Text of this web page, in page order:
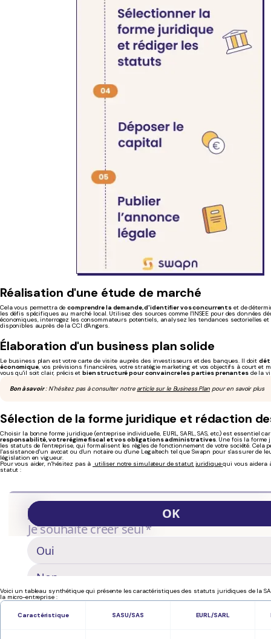
Réalisation d'une étude de marché
Cela vous permettra decomprendre la demande, d'identifier vos concurrents et de
les défis spécifiques au marché local. Utilisez des sources comme l'INSEE pour des données
économiques, interrogez les consommateurs potentiels, analysez les tendances sectorielles
disponibles auprès de la CCI d'Angers.
Élaboration d'un business plan solide
Le business plan est votre carte de visite auprès des investisseurs et des banques. Il doit
économique, vos prévisions financières, votre stratégie marketing et vos objectifs à court et
vous qu'il soit clair, précis etbien structuré pour convaincre les parties prenantesde la
Bon à savoir: N'hésitez pas à consulter notre article sur le Business Plan pour en savoir plus
Sélection de la forme juridique et rédaction
Choisir la bonne forme juridique (entreprise individuelle, EURL, SARL, SAS, etc.) est essentiel
responsabilité, votre régime fiscal et vos obligations administratives. Une fois la forme
les statuts de l'entreprise, qui formalisent les règles de fonctionnement de votre société. Cela
l'assistance d'un avocat ou d'un notaire ou d'une Legaltech tel que Swapn pour s'assurer de
législation en vigueur.
Pour vous aider, n'hésitez pas à utiliser notre simulateur de statut juridiquequi vous aidera
statut :
Voici un tableau synthétique qui présente les caractéristiques des statuts juridiques de la
la micro-entreprise :
Caractéristique SASU/SAS EURL/SARL